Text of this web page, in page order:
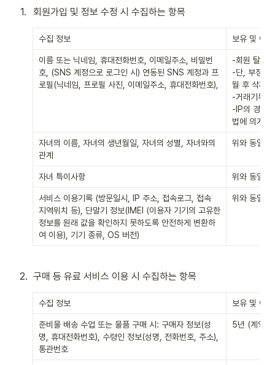
1. 회원가입 및 정보 수정 시 수집하는 항목
수집 정보 보유 및 이
이름 또는 닉네임, 휴대전화번호, 이메일주소, 비밀번
호, (SNS 계정으로 로그인 시) 연동된 SNS 계정과 프
로필(닉네임, 프로필 사진, 이메일주소, 휴대전화번호),
-회원 탈퇴
-단, 부정이
월 후 삭제
-거래기록
-IP의 경우
법에 의거)
자녀의 이름, 자녀의 생년월일, 자녀의 성별, 자녀와의
관계
위와 동일
자녀 특이사항 위와 동일
서비스 이용기록 (방문일시, IP 주소, 접속로그, 접속
지역위치 등), 단말기 정보(IMEI (이용자 기기의 고유한
정보를 원래 값을 확인하지 못하도록 안전하게 변환하
여 이용), 기기 종류, OS 버전)
위와 동일
2. 구매 등 유료 서비스 이용 시 수집하는 항목
수집 정보 보유 및 이
준비물 배송 수업 또는 물품 구매 시: 구매자 정보(성
명, 휴대전화번호), 수령인 정보(성명, 전화번호, 주소),
통관번호
5년 (계약